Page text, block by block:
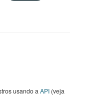
usando a API (veja